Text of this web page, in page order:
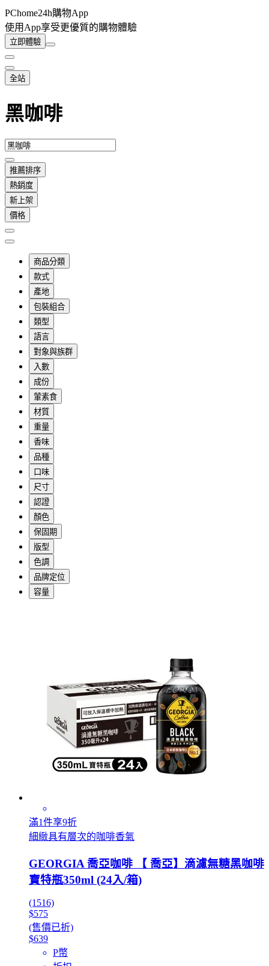
PChome24h購物App
使用App享受更優質的購物體驗
立即體驗
全站
黑咖啡
推薦排序
熱銷度
新上架
價格
商品分類
款式
產地
包裝組合
類型
語言
對象與族群
入數
成份
葷素食
材質
重量
香味
品種
口味
尺寸
認證
顏色
保固期
版型
色調
品牌定位
容量
滿1件享9折
細緻具有層次的咖啡香氣
GEORGIA 喬亞咖啡 【 喬亞】滴濾無糖黑咖啡
寶特瓶350ml (24入/箱)
(1516)
$575
(售價已折)
$639
P幣